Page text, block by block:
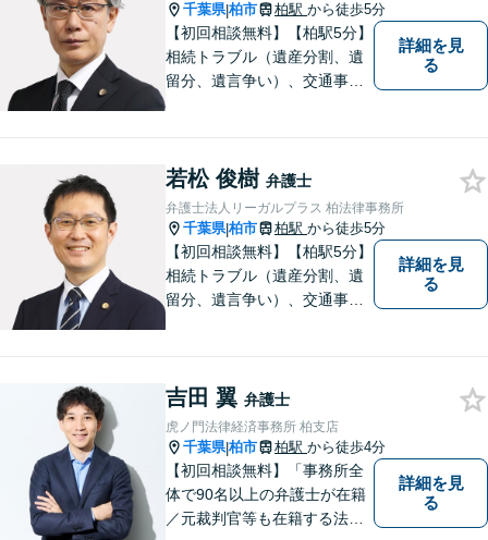
千葉県|柏市 柏駅 から徒歩5分
【初回相談無料】【柏駅5分】
相続トラブル（遺産分割、遺
留分、遺言争い）、交通事故
詳細を見
る
若松 俊樹 弁護士
弁護士法人リーガルプラス 柏法律事務所
千葉県|柏市 柏駅 から徒歩5分
【初回相談無料】【柏駅5分】
相続トラブル（遺産分割、遺
留分、遺言争い）、交通事故
詳細を見
る
吉田 翼 弁護士
虎ノ門法律経済事務所 柏支店
千葉県|柏市 柏駅 から徒歩4分
【初回相談無料】「事務所全
体で90名以上の弁護士が在籍
／元裁判官等も在籍する法律
詳細を見
る